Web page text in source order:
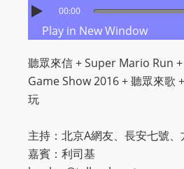
00:00
Play in New Window
聽眾來信 + Super Mario Run
Game Show 2016 + 聽眾來歌
玩
主持：北京A網友、長安七號、
嘉賓：利司基